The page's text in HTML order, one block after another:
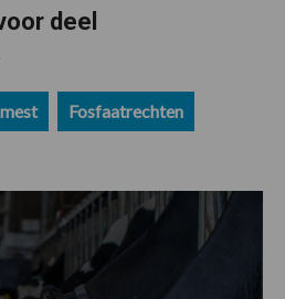
deel
Fosfaatrechten